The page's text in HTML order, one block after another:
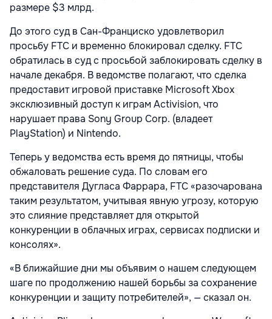
размере $3 млрд.
До этого суд в Сан-Франциско удовлетворил
просьбу FTC и временно блокировал сделку. FTC
обратилась в суд с просьбой заблокировать сделку в
начале декабря. В ведомстве полагают, что сделка
предоставит игровой приставке Microsoft Xbox
эксклюзивный доступ к играм Activision, что
нарушает права Sony Group Corp. (владеет
PlayStation) и Nintendo.
Теперь у ведомства есть время до пятницы, чтобы
обжаловать решение суда. По словам его
представителя Дугласа Фаррара, FTC «разочарована
таким результатом, учитывая явную угрозу, которую
это слияние представляет для открытой
конкуренции в облачных играх, сервисах подписки и
консолях».
«В ближайшие дни мы объявим о нашем следующем
шаге по продолжению нашей борьбы за сохранение
конкуренции и защиту потребителей», — сказал он.